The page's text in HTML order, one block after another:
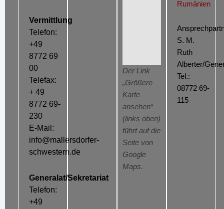
Vermittlung
Telefon:
+49
8772 69
00
Telefax:
+ 49
8772 69-
230
E-Mail:
info@mallersdorfer-
schwestern.de
Generalat/Sekretariat
Telefon:
+49
Der Link
„Größere
Karte
ansehen“
(links oben)
führt auf die
Seite von
Google
Maps.
Rumänien
S. M.
Ruth
Alberter/
Tel.:
08772 69-
115